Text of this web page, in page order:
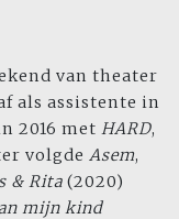
van theater
als assistente in
2016 met HARD,
volgde Asem,
& Rita (2020)
mijn kind